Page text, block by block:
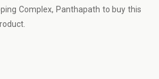
Complex, Panthapath to buy this